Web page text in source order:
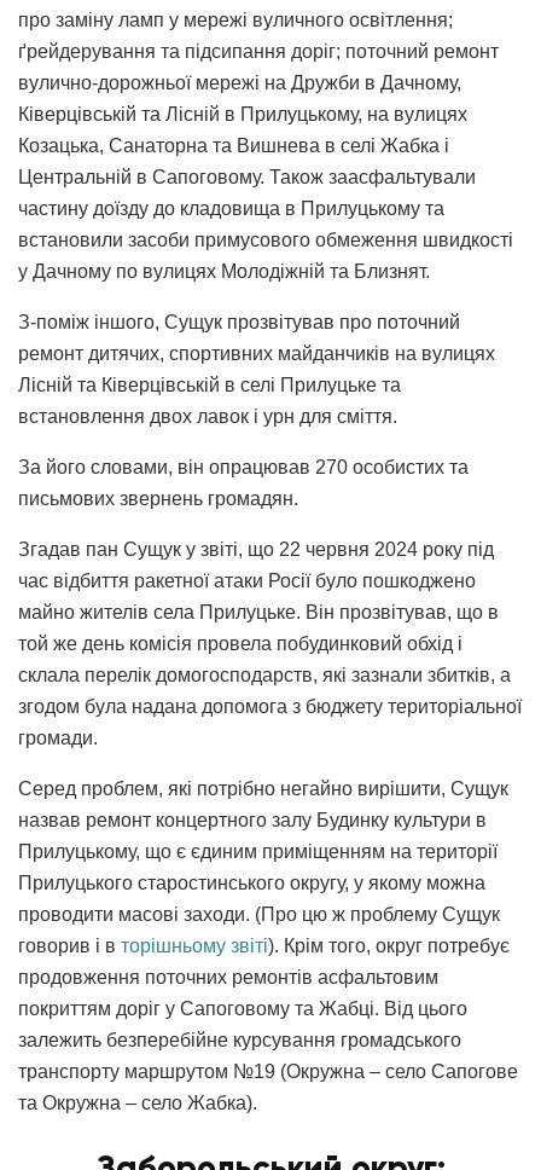
про заміну ламп у мережі вуличного освітлення;
ґрейдерування та підсипання доріг; поточний ремонт
вулично-дорожньої мережі на Дружби в Дачному,
Ківерцівській та Лісній в Прилуцькому, на вулицях
Козацька, Санаторна та Вишнева в селі Жабка і
Центральній в Сапоговому. Також заасфальтували
частину доїзду до кладовища в Прилуцькому та
встановили засоби примусового обмеження швидкості
у Дачному по вулицях Молодіжній та Близнят.
З-поміж іншого, Сущук прозвітував про поточний
ремонт дитячих, спортивних майданчиків на вулицях
Лісній та Ківерцівській в селі Прилуцьке та
встановлення двох лавок і урн для сміття.
За його словами, він опрацював 270 особистих та
письмових звернень громадян.
Згадав пан Сущук у звіті, що 22 червня 2024 року під
час відбиття ракетної атаки Росії було пошкоджено
майно жителів села Прилуцьке. Він прозвітував, що в
той же день комісія провела побудинковий обхід і
склала перелік домогосподарств, які зазнали збитків, а
згодом була надана допомога з бюджету територіальної
громади.
Серед проблем, які потрібно негайно вирішити, Сущук
назвав ремонт концертного залу Будинку культури в
Прилуцькому, що є єдиним приміщенням на території
Прилуцького старостинського округу, у якому можна
проводити масові заходи. (Про цю ж проблему Сущук
говорив і в торішньому звіті). Крім того, округ потребує
продовження поточних ремонтів асфальтовим
покриттям доріг у Сапоговому та Жабці. Від цього
залежить безперебійне курсування громадського
транспорту маршрутом №19 (Окружна – село Сапогове
та Окружна – село Жабка).